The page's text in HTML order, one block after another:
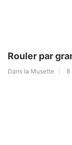
Rouler par
Dans la Musette 8